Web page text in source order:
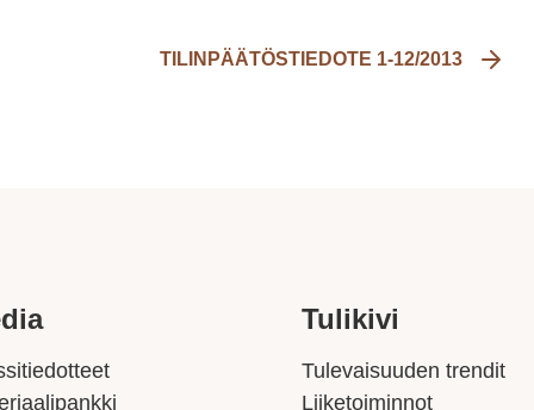
TILINPÄÄTÖSTIEDOTE 1-12/2013
Tulikivi
Tulevaisuuden trendit
Liiketoiminnot